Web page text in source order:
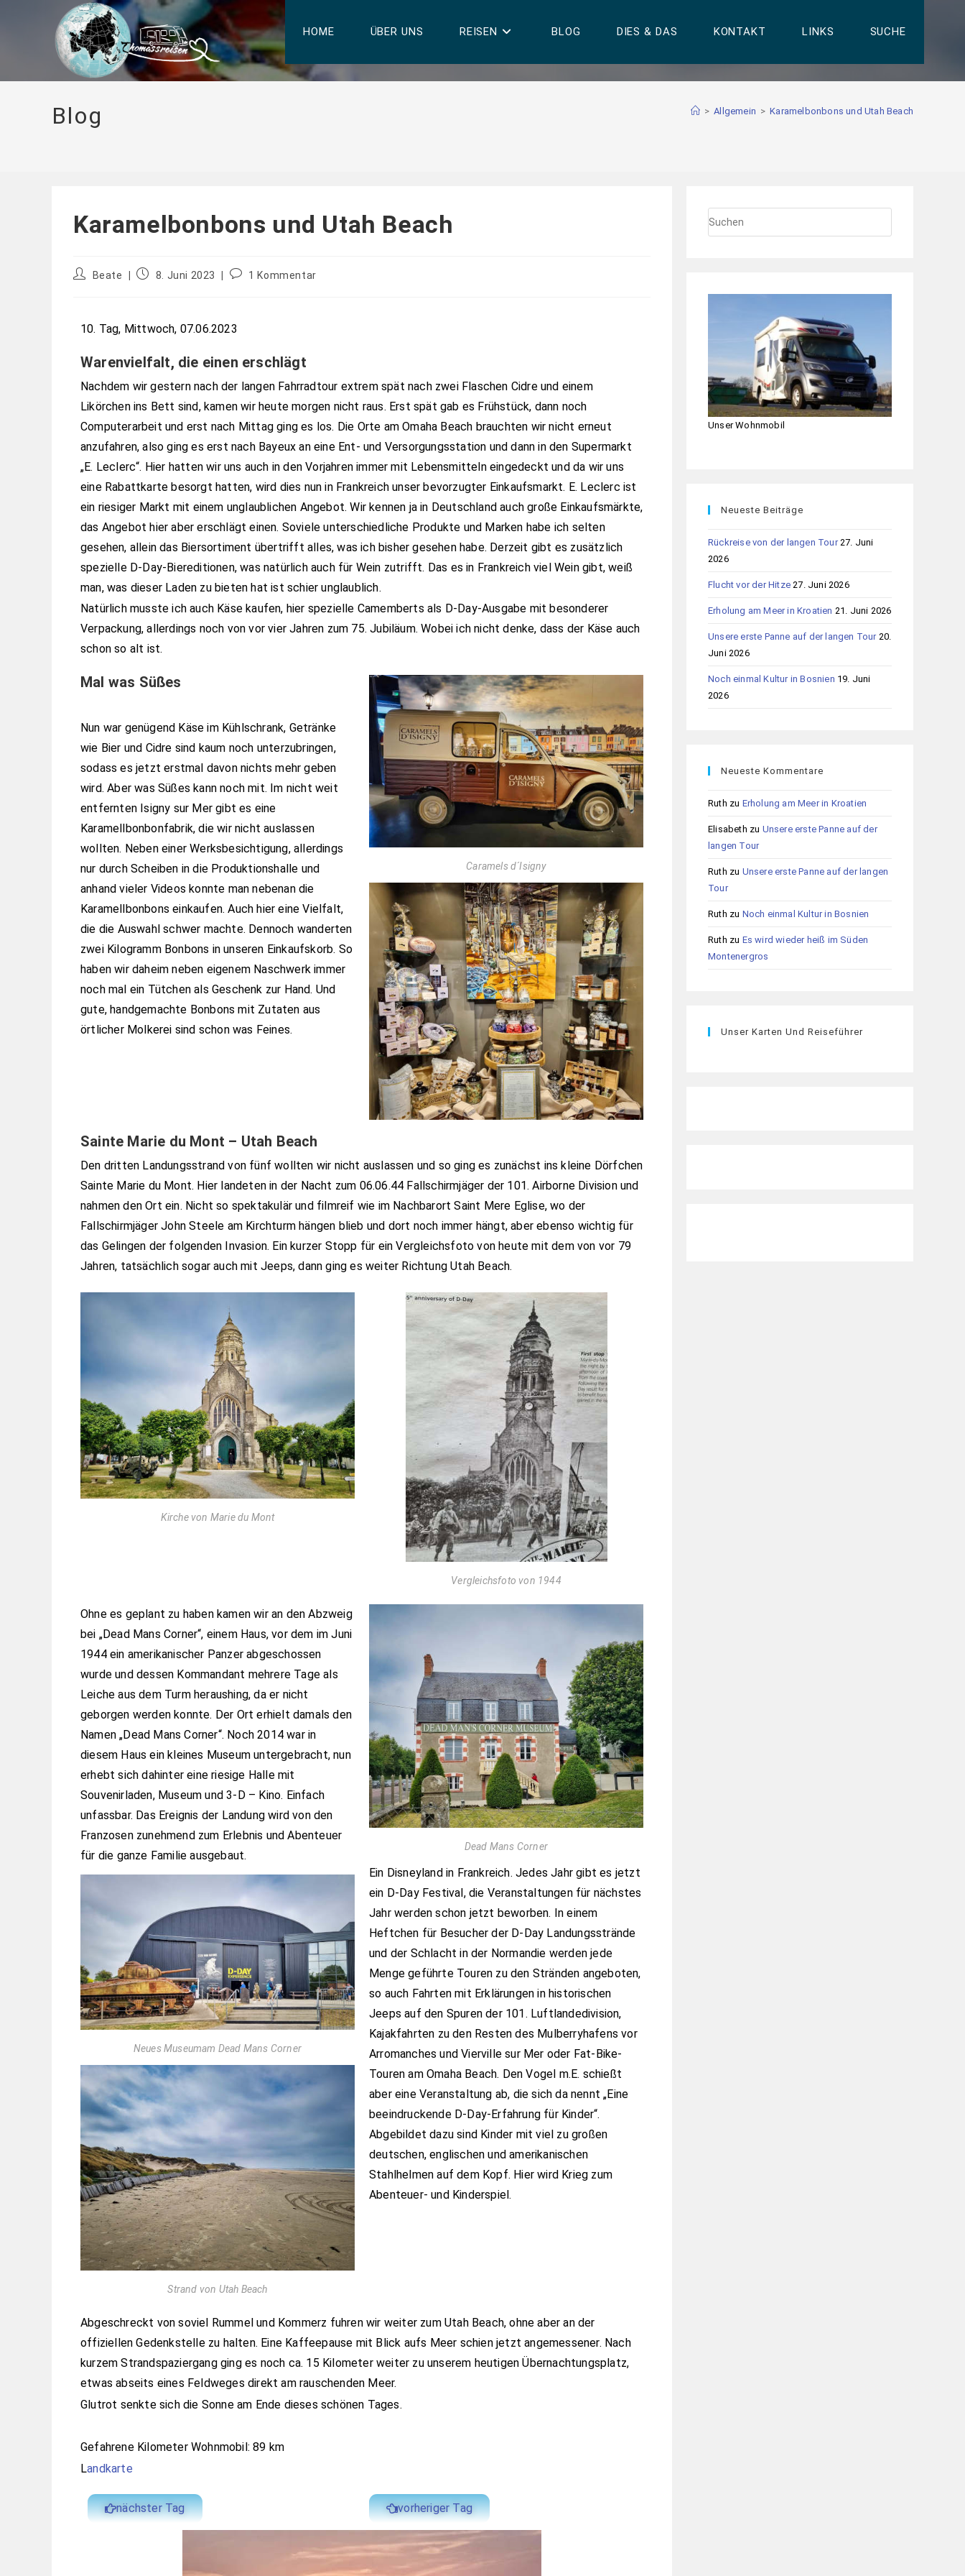
HOME ÜBER UNS REISEN BLOG DIES & DAS KONTAKT LINKS SUCHE
Blog > Allgemein > Karamelbonbons und Utah Beach
Karamelbonbons und Utah Beach
Beate 8. Juni 2023 1 Kommentar
10. Tag, Mittwoch, 07.06.2023
Warenvielfalt, die einen erschlägt
Nachdem wir gestern nach der langen Fahrradtour extrem spät nach zwei Flaschen Cidre und einem
Likörchen ins Bett sind, kamen wir heute morgen nicht raus. Erst spät gab es Frühstück, dann noch
Computerarbeit und erst nach Mittag ging es los. Die Orte am Omaha Beach brauchten wir nicht erneut
anzufahren, also ging es erst nach Bayeux an eine Ent- und Versorgungsstation und dann in den Supermarkt
„E. Leclerc“. Hier hatten wir uns auch in den Vorjahren immer mit Lebensmitteln eingedeckt und da wir uns
eine Rabattkarte besorgt hatten, wird dies nun in Frankreich unser bevorzugter Einkaufsmarkt. E. Leclerc ist
ein riesiger Markt mit einem unglaublichen Angebot. Wir kennen ja in Deutschland auch große Einkaufsmärkte,
das Angebot hier aber erschlägt einen. Soviele unterschiedliche Produkte und Marken habe ich selten
gesehen, allein das Biersortiment übertrifft alles, was ich bisher gesehen habe. Derzeit gibt es zusätzlich
spezielle D-Day-Biereditionen, was natürlich auch für Wein zutrifft. Das es in Frankreich viel Wein gibt, weiß
man, was dieser Laden zu bieten hat ist schier unglaublich.
Natürlich musste ich auch Käse kaufen, hier spezielle Camemberts als D-Day-Ausgabe mit besonderer
Verpackung, allerdings noch von vor vier Jahren zum 75. Jubiläum. Wobei ich nicht denke, dass der Käse auch
schon so alt ist.
Mal was Süßes
Nun war genügend Käse im Kühlschrank, Getränke
wie Bier und Cidre sind kaum noch unterzubringen,
sodass es jetzt erstmal davon nichts mehr geben
wird. Aber was Süßes kann noch mit. Im nicht weit
entfernten Isigny sur Mer gibt es eine
Karamellbonbonfabrik, die wir nicht auslassen
wollten. Neben einer Werksbesichtigung, allerdings
nur durch Scheiben in die Produktionshalle und
anhand vieler Videos konnte man nebenan die
Karamellbonbons einkaufen. Auch hier eine Vielfalt,
die die Auswahl schwer machte. Dennoch wanderten
zwei Kilogramm Bonbons in unseren Einkaufskorb. So
haben wir daheim neben eigenem Naschwerk immer
noch mal ein Tütchen als Geschenk zur Hand. Und
gute, handgemachte Bonbons mit Zutaten aus
örtlicher Molkerei sind schon was Feines.
Caramels d´Isigny
Sainte Marie du Mont – Utah Beach
Den dritten Landungsstrand von fünf wollten wir nicht auslassen und so ging es zunächst ins kleine Dörfchen
Sainte Marie du Mont. Hier landeten in der Nacht zum 06.06.44 Fallschirmjäger der 101. Airborne Division und
nahmen den Ort ein. Nicht so spektakulär und filmreif wie im Nachbarort Saint Mere Eglise, wo der
Fallschirmjäger John Steele am Kirchturm hängen blieb und dort noch immer hängt, aber ebenso wichtig für
das Gelingen der folgenden Invasion. Ein kurzer Stopp für ein Vergleichsfoto von heute mit dem von vor 79
Jahren, tatsächlich sogar auch mit Jeeps, dann ging es weiter Richtung Utah Beach.
Kirche von Marie du Mont
Vergleichsfoto von 1944
Ohne es geplant zu haben kamen wir an den Abzweig
bei „Dead Mans Corner“, einem Haus, vor dem im Juni
1944 ein amerikanischer Panzer abgeschossen
wurde und dessen Kommandant mehrere Tage als
Leiche aus dem Turm heraushing, da er nicht
geborgen werden konnte. Der Ort erhielt damals den
Namen „Dead Mans Corner“. Noch 2014 war in
diesem Haus ein kleines Museum untergebracht, nun
erhebt sich dahinter eine riesige Halle mit
Souvenirladen, Museum und 3-D – Kino. Einfach
unfassbar. Das Ereignis der Landung wird von den
Franzosen zunehmend zum Erlebnis und Abenteuer
für die ganze Familie ausgebaut.
Neues Museumam Dead Mans Corner
Strand von Utah Beach
Dead Mans Corner
Ein Disneyland in Frankreich. Jedes Jahr gibt es jetzt
ein D-Day Festival, die Veranstaltungen für nächstes
Jahr werden schon jetzt beworben. In einem
Heftchen für Besucher der D-Day Landungsstrände
und der Schlacht in der Normandie werden jede
Menge geführte Touren zu den Stränden angeboten,
so auch Fahrten mit Erklärungen in historischen
Jeeps auf den Spuren der 101. Luftlandedivision,
Kajakfahrten zu den Resten des Mulberryhafens vor
Arromanches und Vierville sur Mer oder Fat-Bike-
Touren am Omaha Beach. Den Vogel m.E. schießt
aber eine Veranstaltung ab, die sich da nennt „Eine
beeindruckende D-Day-Erfahrung für Kinder“.
Abgebildet dazu sind Kinder mit viel zu großen
deutschen, englischen und amerikanischen
Stahlhelmen auf dem Kopf. Hier wird Krieg zum
Abenteuer- und Kinderspiel.
Abgeschreckt von soviel Rummel und Kommerz fuhren wir weiter zum Utah Beach, ohne aber an der
offiziellen Gedenkstelle zu halten. Eine Kaffeepause mit Blick aufs Meer schien jetzt angemessener. Nach
kurzem Strandspaziergang ging es noch ca. 15 Kilometer weiter zu unserem heutigen Übernachtungsplatz,
etwas abseits eines Feldweges direkt am rauschenden Meer.
Glutrot senkte sich die Sonne am Ende dieses schönen Tages.
Gefahrene Kilometer Wohnmobil: 89 km
Landkarte
nächster Tag vorheriger Tag
Unser Wohnmobil
Neueste Beiträge
Rückreise von der langen Tour 27. Juni
2026
Flucht vor der Hitze 27. Juni 2026
Erholung am Meer in Kroatien 21. Juni 2026
Unsere erste Panne auf der langen Tour 20.
Juni 2026
Noch einmal Kultur in Bosnien 19. Juni
2026
Neueste Kommentare
Ruth zu Erholung am Meer in Kroatien
Elisabeth zu Unsere erste Panne auf der
langen Tour
Ruth zu Unsere erste Panne auf der langen
Tour
Ruth zu Noch einmal Kultur in Bosnien
Ruth zu Es wird wieder heiß im Süden
Montenergros
Unser Karten Und Reiseführer